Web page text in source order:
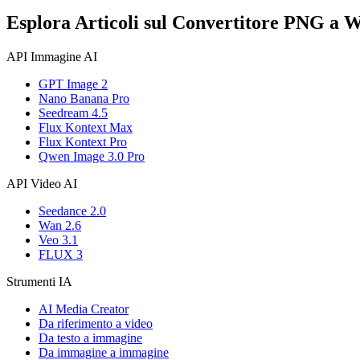
Esplora Articoli sul Convertitore PNG a
API Immagine AI
GPT Image 2
Nano Banana Pro
Seedream 4.5
Flux Kontext Max
Flux Kontext Pro
Qwen Image 3.0 Pro
API Video AI
Seedance 2.0
Wan 2.6
Veo 3.1
FLUX 3
Strumenti IA
AI Media Creator
Da riferimento a video
Da testo a immagine
Da immagine a immagine